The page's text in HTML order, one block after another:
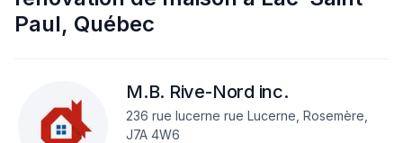
Paul, Québec
M.B. Rive-Nord inc.
236 rue lucerne rue Lucerne, Rosemère,
J7A 4W6